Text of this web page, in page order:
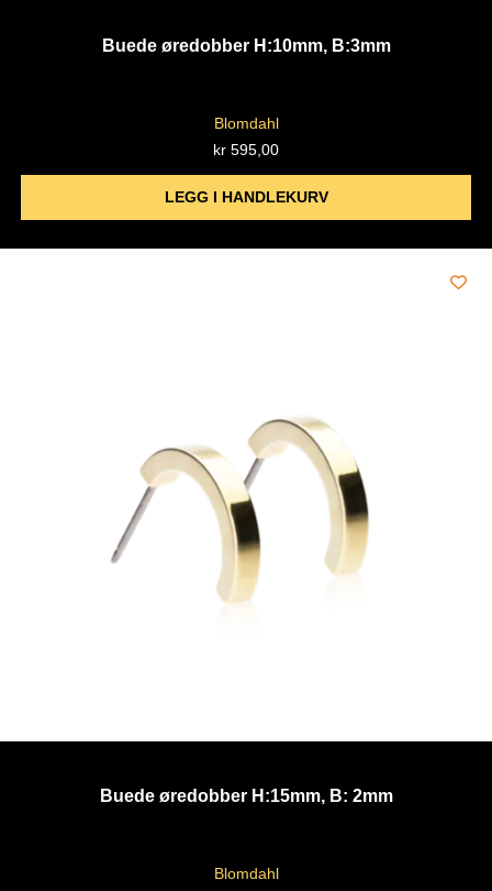
Buede øredobber H:10mm, B:3mm
Blomdahl
kr 595,00
LEGG I HANDLEKURV
Buede øredobber H:15mm, B: 2mm
Blomdahl